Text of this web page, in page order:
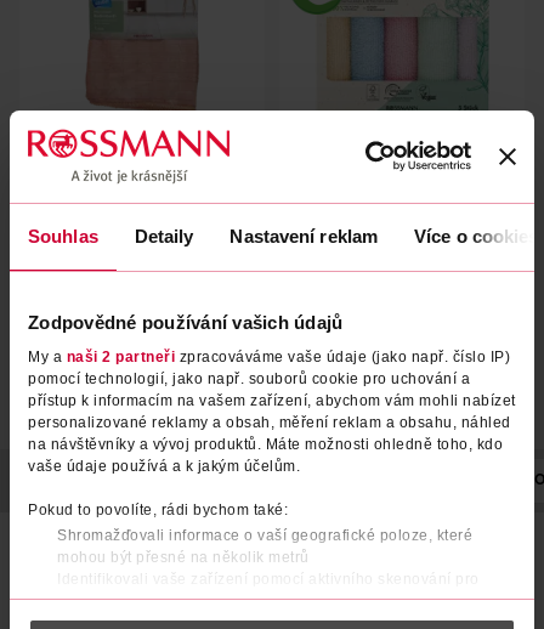
Souhlas Detaily Nastavení reklam Více o cookies
Zodpovědné používání vašich údajů
My a naši 2 partneři zpracováváme vaše údaje (jako např. číslo IP)
pomocí technologií, jako např. souborů cookie pro uchování a
přístup k informacím na vašem zařízení, abychom vám mohli nabízet
personalizované reklamy a obsah, měření reklam a obsahu, náhled
na návštěvníky a vývoj produktů. Máte možnosti ohledně toho, kdo
vaše údaje používá a k jakým účelům.
Pokud to povolíte, rádi bychom také:
Shromažďovali informace o vaší geografické poloze, které
mohou být přesné na několik metrů
Identifikovali vaše zařízení pomocí aktivního skenování pro
konkrétní charakteristiky (otisk prstu)
Hadr na podlahu z
mikrovlákna
Obj. č.: 913706
Univerzální utěrky z
NÁZEV VÝROBCE/
Antibakteriální mikrohadřík z mikrovláken s antibakteriální
ochranou. Hadřík obsahuje ionty stříbra, které zabraňují
více než 99% bakterií jen za pomoci vody. Tenká
mikrovlákna fyzicky perfektně přilnou k povrchu, kde zachytí